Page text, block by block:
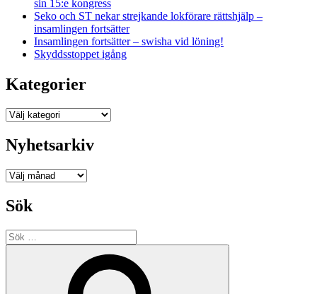
sin 15:e kongress
Seko och ST nekar strejkande lokförare rättshjälp –
insamlingen fortsätter
Insamlingen fortsätter – swisha vid löning!
Skyddsstoppet igång
Kategorier
Kategorier
Nyhetsarkiv
Nyhetsarkiv
Sök
Sök
efter: